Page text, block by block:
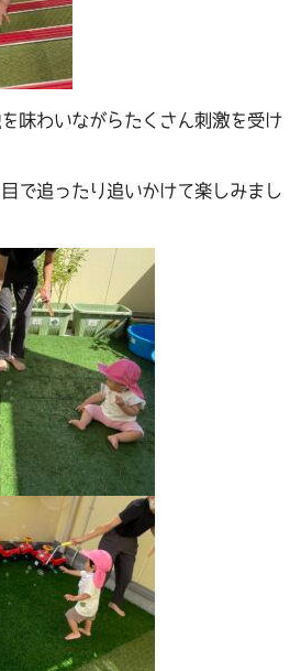
味わいながらたくさん刺激を受け
で追ったり追いかけて楽しみまし